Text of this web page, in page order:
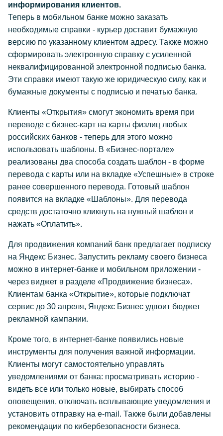
информирования клиентов.
Теперь в мобильном банке можно заказать
необходимые справки - курьер доставит бумажную
версию по указанному клиентом адресу. Также можно
сформировать электронную справку с усиленной
неквалифицированной электронной подписью банка.
Эти справки имеют такую же юридическую силу, как и
бумажные документы с подписью и печатью банка.
Клиенты «Открытия» смогут экономить время при
переводе с бизнес-карт на карты физлиц любых
российских банков - теперь для этого можно
использовать шаблоны. В «Бизнес-портале»
реализованы два способа создать шаблон - в форме
перевода с карты или на вкладке «Успешные» в строке
ранее совершенного перевода. Готовый шаблон
появится на вкладке «Шаблоны». Для перевода
средств достаточно кликнуть на нужный шаблон и
нажать «Оплатить».
Для продвижения компаний банк предлагает подписку
на Яндекс Бизнес. Запустить рекламу своего бизнеса
можно в интернет-банке и мобильном приложении -
через виджет в разделе «Продвижение бизнеса».
Клиентам банка «Открытие», которые подключат
сервис до 30 апреля, Яндекс Бизнес удвоит бюджет
рекламной кампании.
Кроме того, в интернет-банке появились новые
инструменты для получения важной информации.
Клиенты могут самостоятельно управлять
уведомлениями от банка: просматривать историю -
видеть все или только новые, выбирать способ
оповещения, отключать всплывающие уведомления и
установить отправку на e-mail. Также были добавлены
рекомендации по кибербезопасности бизнеса.